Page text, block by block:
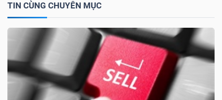
TIN CÙNG CHUYÊN MỤC
chính